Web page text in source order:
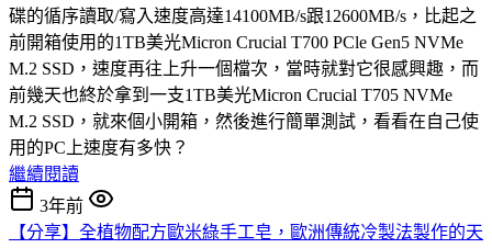
碟的循序讀取/寫入速度高達14100MB/s跟12600MB/s，比起之
前開箱使用的1TB美光Micron Crucial T700 PCle Gen5 NVMe
M.2 SSD，速度再往上升一個檔次，當時就對它很感興趣，而
前幾天也終於拿到一支1TB美光Micron Crucial T705 NVMe
M.2 SSD，就來個小開箱，然後進行簡單測試，看看在自己使
用的PC上速度有多快？
繼續閱讀
3年前
【分享】全植物配方歐米綠手工皂，歐洲傳統冷製法製作的天